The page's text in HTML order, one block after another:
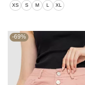
XS S M L XL
-69%